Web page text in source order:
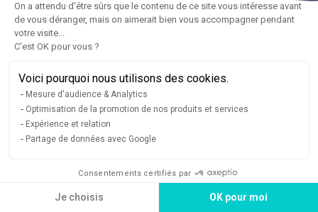
On a attendu d'être sûrs que le contenu de ce site vous intéresse avant
de vous déranger, mais on aimerait bien vous accompagner pendant
votre visite...
C'est OK pour vous ?
Voici pourquoi nous utilisons des cookies.
Mesure d'audience & Analytics
Optimisation de la promotion de nos produits et services
Expérience et relation
Partage de données avec Google
Consentements certifiés par
Je choisis OK pour moi
Il faut donc préparer les choses en amont pour que
le planning de la refonte n’en pâtisse pas.
L’image de marque de votre société dépend de
plus de parties que les contributeurs au projet du
site internet. On peut citer le comité exécutif par
exemple, qui participe rarement au niveau
opérationnel du site, mais qui sera déterminant
dans les choix stratégiques au niveau de l’image de